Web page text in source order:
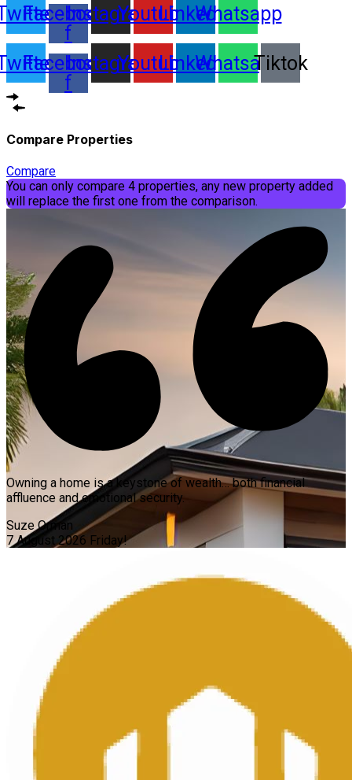
Facebook-
f
InstagramYoutubeLinkedinWhatsapp
Facebook-
f
InstagramYoutubeLinkedinWhatsappTiktok
Compare Properties
Compare
You can only compare 4 properties, any new property added
will replace the first one from the comparison.
Owning a home is a keystone of wealth… both financial
affluence and emotional security.
Suze Orman
7 August 2026 Friday!